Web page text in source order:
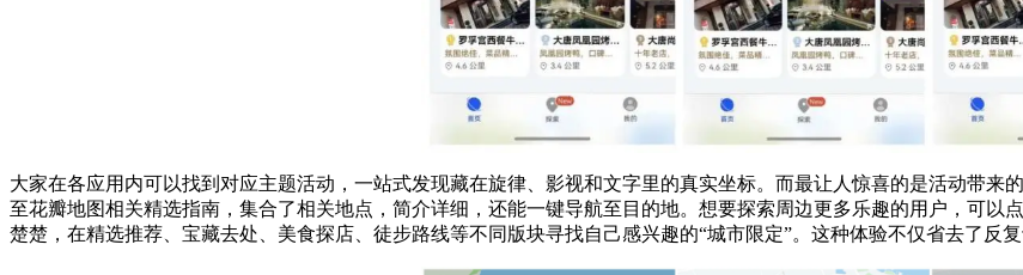
大家在各应用内可以找到对应主题活动，一站式发现藏在旋律、影视和文字里的真实坐标。而最让人惊喜的是活动带来
至花瓣地图相关精选指南，集合了相关地点，简介详细，还能一键导航至目的地。想要探索周边更多乐趣的用户，可以
楚楚，在精选推荐、宝藏去处、美食探店、徒步路线等不同版块寻找自己感兴趣的“城市限定”。这种体验不仅省去了反